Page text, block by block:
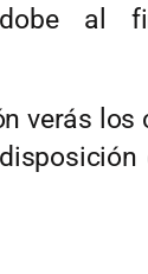
al
verás los